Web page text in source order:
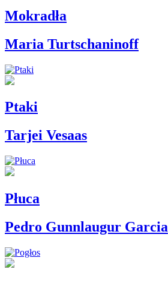
Mokradła
Maria Turtschaninoff
Ptaki
Tarjei Vesaas
Płuca
Pedro Gunnlaugur Garcia